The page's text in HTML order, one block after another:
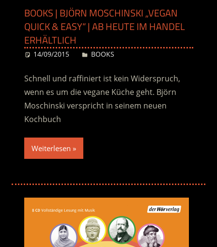
BOOKS | BJÖRN MOSCHINSKI „VEGAN
QUICK & EASY“ | AB HEUTE IM HANDEL
ERHÄLTLICH
14/09/2015 Desiree
BOOKS
Schnell und raffiniert ist kein Widerspruch,
wenn es um die vegane Küche geht. Björn
Moschinski verspricht in seinem neuen
Kochbuch
Weiterlesen